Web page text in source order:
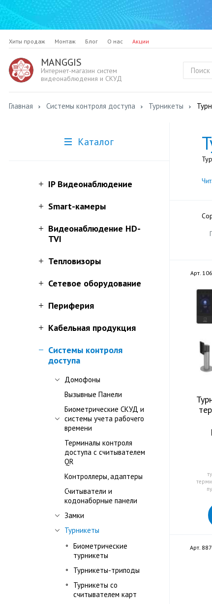
Хиты продаж Монтаж Блог О нас Акции
MANGGIS
Интернет-магазин систем
видеонаблюдения и СКУД
Главная Системы контроля доступа Турникеты
Каталог
IP Видеонаблюдение
Smart-камеры
Видеонаблюдение HD-
TVI
Тепловизоры
Сетевое оборудование
Периферия
Кабельная продукция
Системы контроля
доступа
Домофоны
Вызывные Панели
Биометрические СКУД и
системы учета рабочего
времени
Терминалы контроля
доступа с считывателем
QR
Контроллеры, адаптеры
Считыватели и
кодонаборные панели
Замки
Турникеты
Биометрические
турникеты
Турникеты-триподы
Турникеты со
считывателем карт
Арт.
Арт.